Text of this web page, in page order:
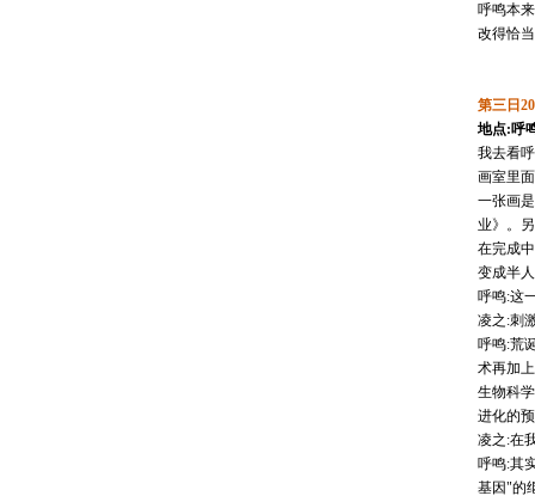
呼鸣本
改得恰
第三日
地点:呼
我去看
画室里
一张画
业》。
在完成
变成半
呼鸣:这
凌之:刺
呼鸣:荒
术再加
生物科
进化的
凌之:在
呼鸣:其
基因"的